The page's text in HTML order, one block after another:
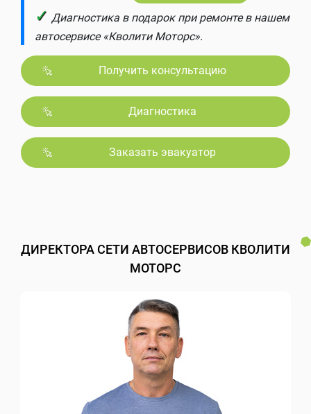
✓ Диагностика в подарок при ремонте в нашем
автосервисе «Кволити Моторс».
Получить консультацию
Диагностика
Заказать эвакуатор
ДИРЕКТОРА СЕТИ АВТОСЕРВИСОВ КВОЛИТИ
МОТОРС